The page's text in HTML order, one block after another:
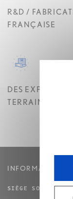
R&D /
FRANÇAISE
DES EXPERTS
TERRAIN
INFORMATIONS
SIÈGE SOCIAL